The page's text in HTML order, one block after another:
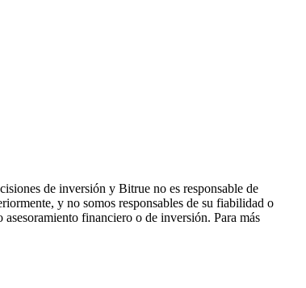
de inversión y Bitrue no es responsable de
y no somos responsables de su fiabilidad o
financiero o de inversión. Para más